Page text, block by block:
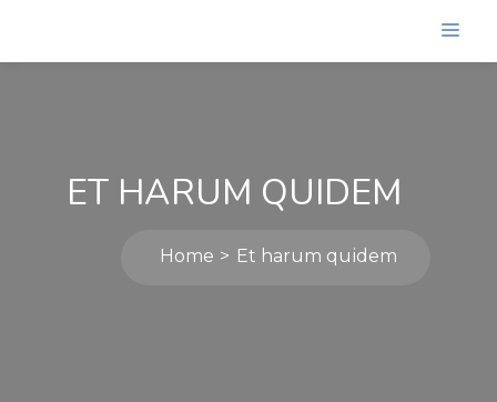
ET HARUM QUIDEM
Home Et harum quidem